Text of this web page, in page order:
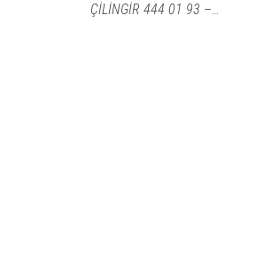
ÇİLİNGİR 444 01 93 –…